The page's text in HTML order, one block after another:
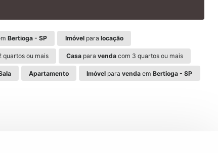
Bertioga - SP Imóvelpara locação
quartos ou mais Casa paravenda com 3 quartos ou mais
Apartamento Imóvel paravenda emBertioga - SP